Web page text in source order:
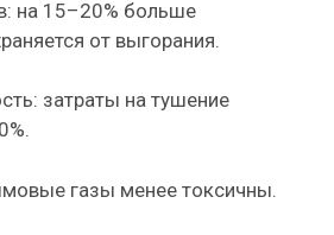
на 15–20% больше
от выгорания.
затраты на тушение
газы менее токсичны.